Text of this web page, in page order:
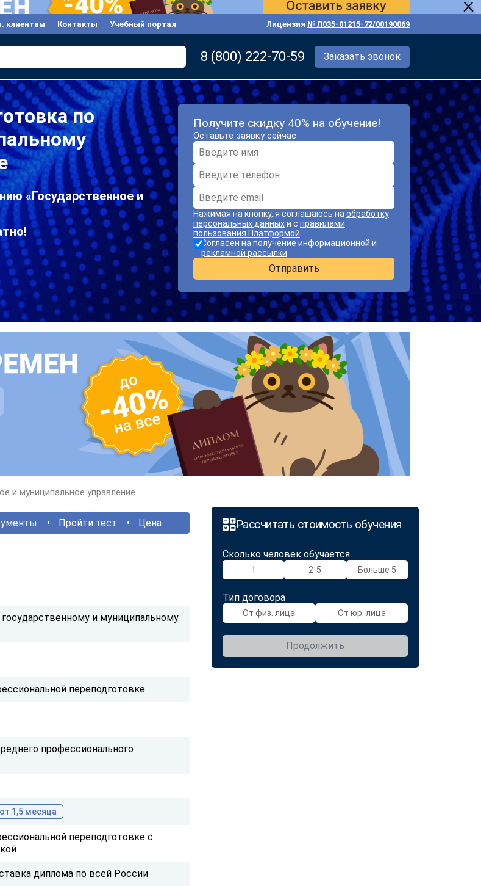
клиентам Контакты Учебный портал Лицензия № Л035-01215-72/00190069
8 (800) 222-70-59 Заказать звонок
по
«Государственное и
Получите скидку 40% на обучение!
Оставьте заявку сейчас
Нажимая на кнопку, я соглашаюсь на обработку
персональных данныхи с правилами
пользования Платформой
Согласен на получение информационной и
рекламной рассылки
Отправить
и муниципальное управление
Рассчитать стоимость обучения
Сколько человек обучается
1 2-5 Больше 5
Тип договора
От физ. лица От юр. лица
Продолжить
Пройти тест Цена
и муниципальному
переподготовке
профессионального
от 1,5 месяца
переподготовке с
диплома по всей России